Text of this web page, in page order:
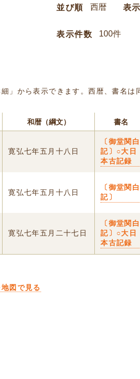
並び順 表
表示件数
」から表示できます。西暦、書名
和暦（綱文） 書名
寛弘七年五月十八日
〔御堂関白
記〕○大日
本古記録
寛弘七年五月十八日
〔御堂関白
記〕
寛弘七年五月二十七日
〔御堂関白
記〕○大日
本古記録
図で見る